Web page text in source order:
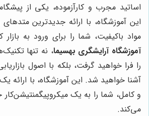
اساتید مجرب و کارآزموده، یکی از
این آموزشگاه، با ارائه جدیدترین متدهای
مواد باکیفیت، شما را برای ورود به
آموزشگاه آرایشگری بهسیما، نه تنها
را فرا خواهید گرفت، بلکه با اصول
آشنا خواهید شد. این آموزشگاه، با ارائه
و کامل، شما را به یک
می‌کند.